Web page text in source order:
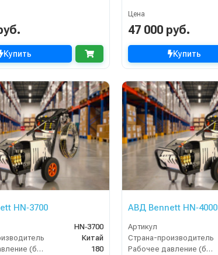
Купить
Цена
47 000 руб.
Купить
HN‑3700
HN‑3700
Китай
Рабочее давление (бар)
180
АВД Bennett HN‑4000
Артикул
Страна-производитель
Рабочее давление (бар)